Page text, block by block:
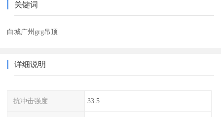
关键词
白城广州grg吊顶
详细说明
抗冲击强度 33.5